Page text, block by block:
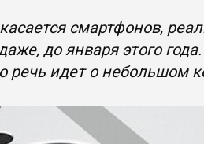
смартфонов,
до января этого
речь идет о небольшом